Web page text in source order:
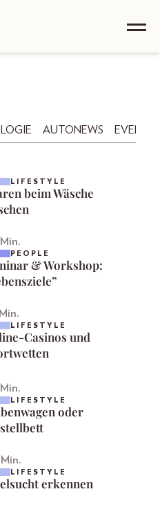
AUTONEWS EVENTS
LIFESTYLE
beim Wäsche
PEOPLE
& Workshop:
LIFESTYLE
Casinos und
LIFESTYLE
oder
LIFESTYLE
erkennen